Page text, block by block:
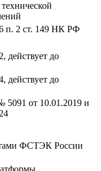
п. 2 ст. 149 НК РФ
действует до
действует до
5091 от 10.01.2019 и
ФСТЭК России